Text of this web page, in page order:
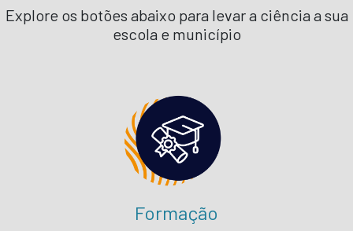
Explore os botões abaixo para levar a ciência a sua
escola e município
Formação